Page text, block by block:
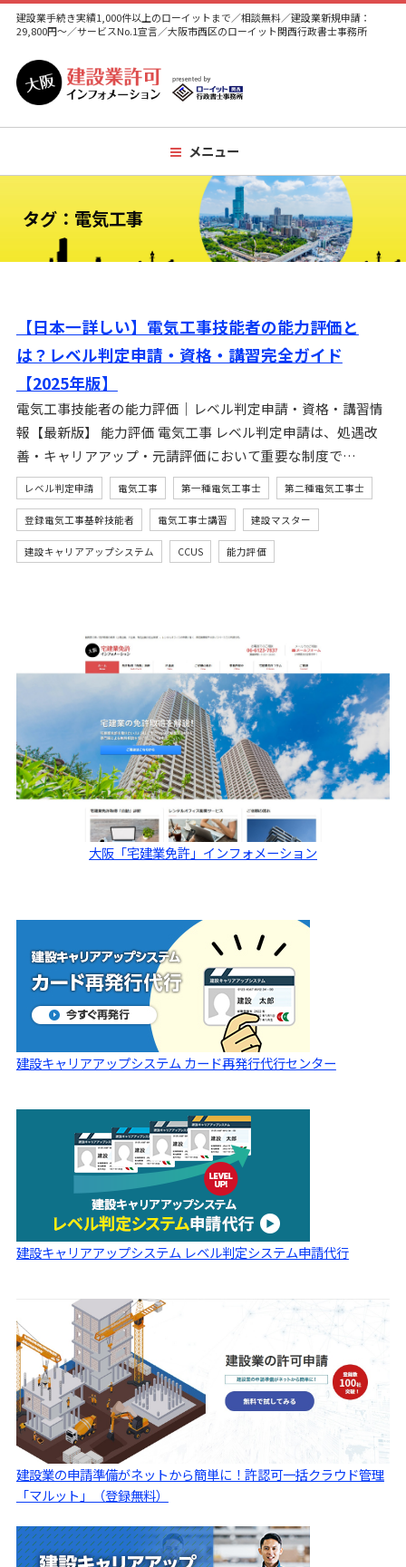
建設業手続き実績1,000件以上のローイットまで／相談無料／建設業新規申請：
29,800円～／サービスNo.1宣言／大阪市西区のローイット関西行政書士事務所
メニュー
タグ：電気工事
【日本一詳しい】電気工事技能者の能力評価と
は？レベル判定申請・資格・講習完全ガイド
【2025年版】
電気工事技能者の能力評価｜レベル判定申請・資格・講習情
報【最新版】 能力評価 電気工事 レベル判定申請は、処遇改
善・キャリアアップ・元請評価において重要な制度で…
レベル判定申請 電気工事 第一種電気工事士 第二種電気工事士
登録電気工事基幹技能者 電気工事士講習 建設マスター
建設キャリアアップシステム CCUS 能力評価
大阪「宅建業免許」インフォメーション
建設キャリアアップシステム カード再発行代行センター
建設キャリアアップシステム レベル判定システム申請代行
建設業の申請準備がネットから簡単に！許認可一括クラウド管理
「マルット」（登録無料）